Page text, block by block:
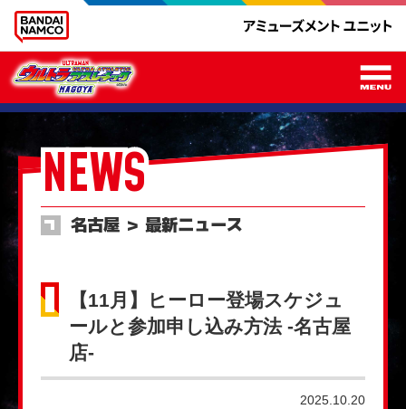
NEWS
名古屋 ＞ 最新ニュース
【11月】ヒーロー登場スケジュ
ールと参加申し込み方法 -名古屋
店-
2025.10.20